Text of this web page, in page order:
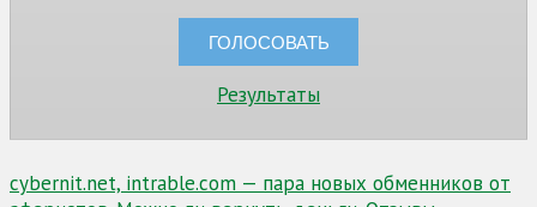
Результаты
Навигация
cybernit.net, intrable.com — пара новых обменников от